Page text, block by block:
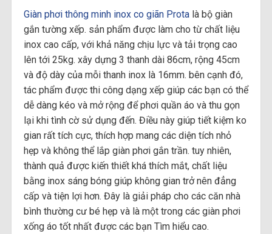
Giàn phơi thông minh inox co giãn Protalà bộ giàn
gắn tường xếp. sản phẩm được làm cho từ chất liệu
inox cao cấp, với khả năng chịu lực và tải trọng cao
lên tới 25kg. xây dựng 3 thanh dài 86cm, rộng 45cm
và độ dày của mỗi thanh inox là 16mm. bên cạnh đó,
tác phẩm được thi công dạng xếp giúp các bạn có thể
dễ dàng kéo và mở rộng để phơi quần áo và thu gọn
lại khi tình cờ sử dụng đến. Điều này giúp tiết kiệm ko
gian rất tích cực, thích hợp mang các diện tích nhỏ
hẹp và không thể lắp giàn phơi gắn trần. tuy nhiên,
thành quả được kiến thiết khá thích mắt, chất liệu
bằng inox sáng bóng giúp không gian trở nên đẳng
cấp và tiện lợi hơn. Đây là giải pháp cho các căn nhà
bình thường cư bé hẹp và là một trong các giàn phơi
xống áo tốt nhất được các bạn Tìm hiểu cao.